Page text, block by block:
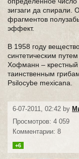
зигзаги да
фрагментов
эффект.
В 1958 году
синтетическим
Хофманн –
таинственным
Psilocybe mexicana.
6-07-2011, 02:42 by
Просмотров: 4 059
Комментарии: 8
+6